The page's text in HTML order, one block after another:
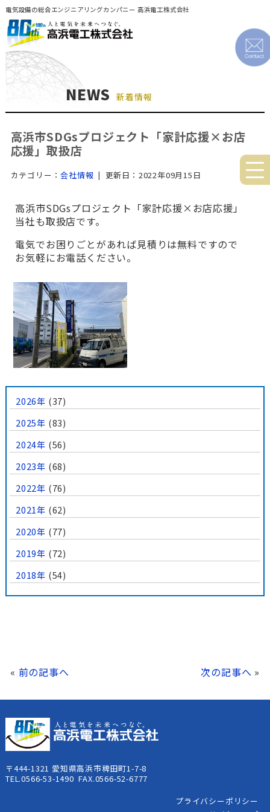
電気設備の総合エンジニアリングカンパニー 高浜電工株式会社
NEWS 新着情報
高浜市SDGsプロジェクト「家計応援×お店
応援」取扱店
カテゴリー：会社情報 | 更新日：2022年09月15日
高浜市SDGsプロジェクト「家計応援×お店応援」
当社も取扱店です。
電気でお困りごとがあれば見積りは無料ですので
お気軽にお電話ください。
2026年 (37)
2025年 (83)
2024年 (56)
2023年 (68)
2022年 (76)
2021年 (62)
2020年 (77)
2019年 (72)
2018年 (54)
« 前の記事へ 次の記事へ »
〒444-1321 愛知県高浜市稗田町1-7-8
TEL.0566-53-1490 FAX.0566-52-6777
プライバシーポリシー